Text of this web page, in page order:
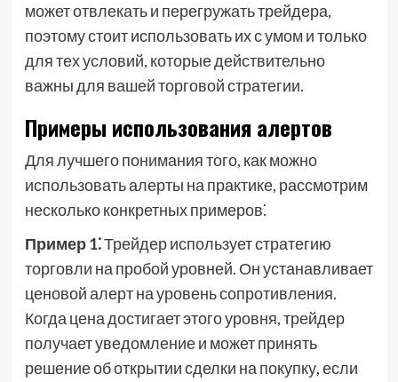
может отвлекать и перегружать трейдера,
поэтому стоит использовать их с умом и только
для тех условий, которые действительно
важны для вашей торговой стратегии.
Примеры использования алертов
Для лучшего понимания того, как можно
использовать алерты на практике, рассмотрим
несколько конкретных примеров⁚
Пример 1⁚Трейдер использует стратегию
торговли на пробой уровней. Он устанавливает
ценовой алерт на уровень сопротивления.
Когда цена достигает этого уровня, трейдер
получает уведомление и может принять
решение об открытии сделки на покупку, если